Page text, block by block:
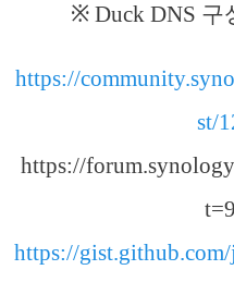
※ Duck DNS 구
https://
st/
https://
https://